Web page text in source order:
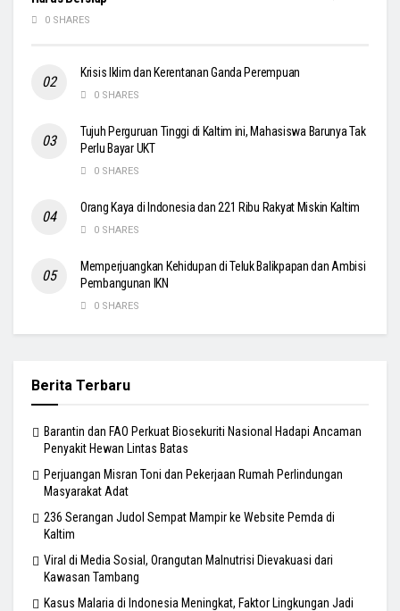
0 SHARES
Krisis Iklim dan Kerentanan Ganda Perempuan
0 SHARES
Tujuh Perguruan Tinggi di Kaltim ini, Mahasiswa Barunya Tak
Perlu Bayar UKT
0 SHARES
Orang Kaya di Indonesia dan 221 Ribu Rakyat Miskin Kaltim
0 SHARES
Memperjuangkan Kehidupan di Teluk Balikpapan dan Ambisi
Pembangunan IKN
0 SHARES
Berita Terbaru
Barantin dan FAO Perkuat Biosekuriti Nasional Hadapi Ancaman
Penyakit Hewan Lintas Batas
Perjuangan Misran Toni dan Pekerjaan Rumah Perlindungan
Masyarakat Adat
236 Serangan Judol Sempat Mampir ke Website Pemda di
Kaltim
Viral di Media Sosial, Orangutan Malnutrisi Dievakuasi dari
Kawasan Tambang
Kasus Malaria di Indonesia Meningkat, Faktor Lingkungan Jadi